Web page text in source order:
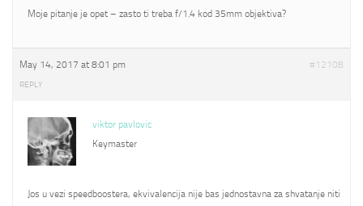
Moje pitanje je opet – zasto ti treba f/1.4 kod 35mm objektiva?
May 14, 2017 at 8:01 pm #12108
REPLY
viktor pavlovic
Keymaster
Jos u vezi speedboostera, ekvivalencija nije bas jednostavna za shvatanje niti